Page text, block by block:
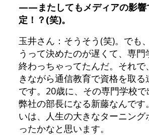
——またしてもメディアの影響
定！？(笑)。
玉井さん：そうそう(笑)。でも
うって決めたのが遅くて、専
終わっちゃってたんだ。それで
きながら通信教育で資格を取る
です。20歳に、その専門学校
弊社の部長になる新藤なんです
いは、人生の大きなターニング
ったかなと思います。